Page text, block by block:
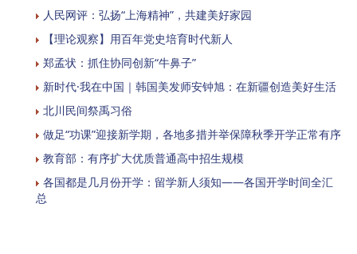
人民网评：弘扬“上海精神”，共建美好家园
【理论观察】用百年党史培育时代新人
郑孟状：抓住协同创新“牛鼻子”
新时代·我在中国｜韩国美发师安钟旭：在新疆创造美好生活
北川民间祭禹习俗
做足“功课”迎接新学期，各地多措并举保障秋季开学正常有序
教育部：有序扩大优质普通高中招生规模
各国都是几月份开学：留学新人须知——各国开学时间全汇
总